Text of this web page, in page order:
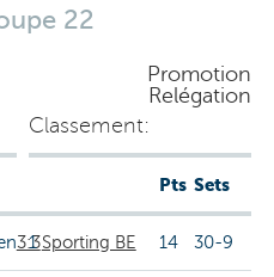
22
Promotion
Relégation
3:3
Classement:
Pts Sets
1 Sporting BE 14 30-9